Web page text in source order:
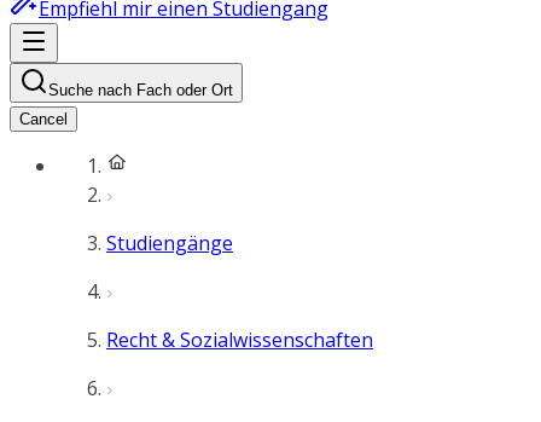
Empfiehl mir einen Studiengang
Suche nach Fach oder Ort
Cancel
Studiengänge
Recht & Sozialwissenschaften